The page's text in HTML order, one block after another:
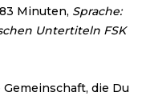
Minuten, Sprache:
Untertiteln FSK
die Du